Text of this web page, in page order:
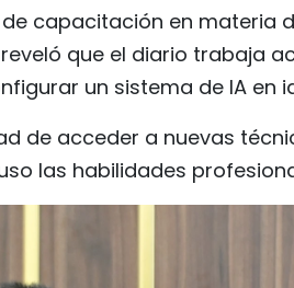
capacitación en materia
que el diario trabaja
un sistema de IA en
de acceder a nuevas
las habilidades